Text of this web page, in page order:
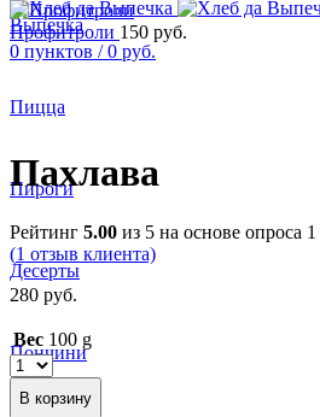
0 пунктов / 0 руб.
Выпечка
Пицца
Пироги
Десерты
Пончини
Профитроли 150 руб.
Увеличить
Пахлава
Рейтинг 5.00 из 5 на основе опроса 1
(1 отзыв клиента)
280 руб.
Вес 100 g
В корзину